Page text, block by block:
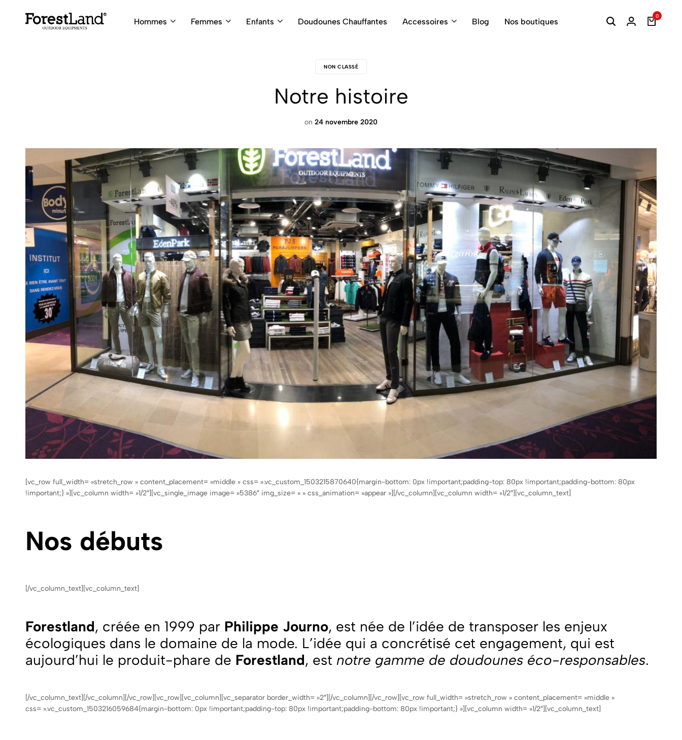
Hommes Femmes Enfants Doudounes Chauffantes Accessoires Blog Nos boutiques
0
NON CLASSÉ
Notre histoire
on 24 novembre 2020
[vc_row full_width= »stretch_row » content_placement= »middle » css= ».vc_custom_1503215870640{margin-bottom: 0px !important;padding-top: 80px !important;padding-bottom: 80px
!important;} »][vc_column width= »1/2″][vc_single_image image= »5386″ img_size= » » css_animation= »appear »][/vc_column][vc_column width= »1/2″][vc_column_text]
Nos débuts
[/vc_column_text][vc_column_text]
Forestland, créée en 1999 par Philippe Journo, est née de l’idée de transposer les enjeux
écologiques dans le domaine de la mode. L’idée qui a concrétisé cet engagement, qui est
aujourd’hui le produit-phare de Forestland, est notre gamme de doudounes éco-responsables.
[/vc_column_text][/vc_column][/vc_row][vc_row][vc_column][vc_separator border_width= »2″][/vc_column][/vc_row][vc_row full_width= »stretch_row » content_placement= »middle »
css= ».vc_custom_1503216059684{margin-bottom: 0px !important;padding-top: 80px !important;padding-bottom: 80px !important;} »][vc_column width= »1/2″][vc_column_text]